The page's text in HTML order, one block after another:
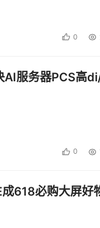
商可能不支持这种改变
信息，你需要用一些
我们想要对其他的文件
些数据库，我们还是需
通过这种方式来访问文
个文件标志符和属性
大小的限制就2GB，
0
AI服务器PCS高
0
618必购大屏好